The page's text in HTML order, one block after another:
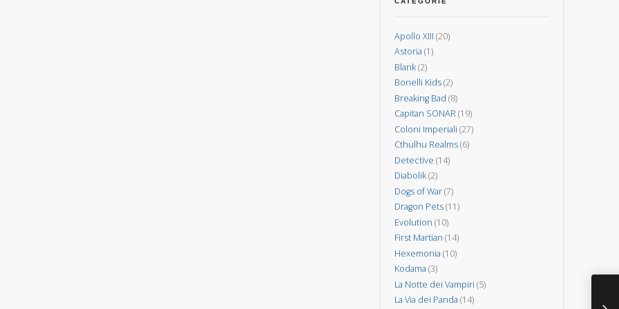
Apollo XIII (20)
Astoria (1)
Blank(2)
Bonelli Kids(2)
Breaking Bad (8)
Capitan SONAR(19)
Coloni Imperiali (27)
Cthulhu Realms(6)
Detective (14)
Diabolik(2)
Dogs of War(7)
Dragon Pets(11)
Evolution (10)
First Martian (14)
Hexemonia (10)
Kodama (3)
La Notte dei Vampiri (5)
La Via dei Panda (14)